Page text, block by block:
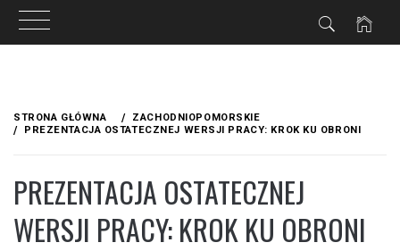
treści
STRONA GŁÓWNA
ZACHODNIOPOMORSKIE
PREZENTACJA OSTATECZNEJ WERSJI PRACY: KROK KU OBRONI
PREZENTACJA OSTATECZNEJ
WERSJI PRACY: KROK KU OBRONI